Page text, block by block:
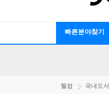
빠른분야찾기
웰컴 국내도서